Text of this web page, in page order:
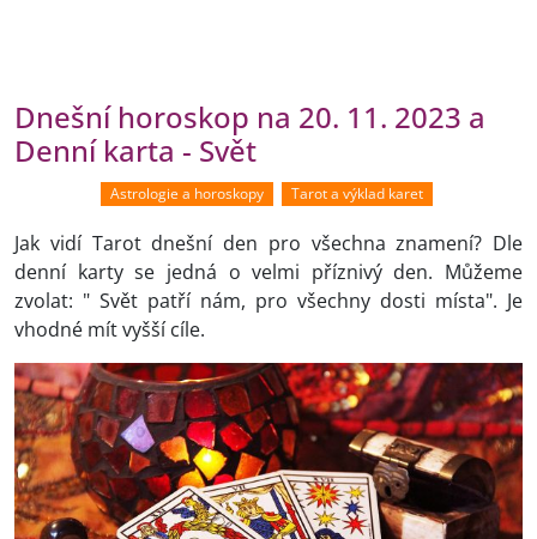
Dnešní horoskop na 20. 11. 2023 a
Denní karta - Svět
Astrologie a horoskopy Tarot a výklad karet
Jak vidí Tarot dnešní den pro všechna znamení? Dle
denní karty se jedná o velmi příznivý den. Můžeme
zvolat: " Svět patří nám, pro všechny dosti místa". Je
vhodné mít vyšší cíle.